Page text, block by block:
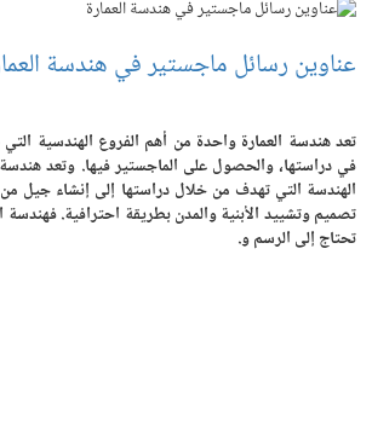
عناوين رسائل ماجستير في هندسة
تعد هندسة العمارة واحدة من أهم الفروع الهندسية
في دراستها، والحصول على الماجستير فيها. وتعد
الهندسة التي تهدف من خلال دراستها إلى إنشاء جيل من
تصميم وتشييد الأبنية والمدن بطريقة احترافية. فهندسة
تحتاج إلى الرسم و.